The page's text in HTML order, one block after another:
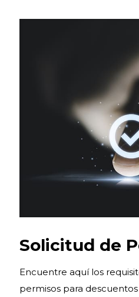
Solicitud de
Encuentre aquí los
permisos para